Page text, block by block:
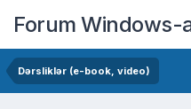
Forum Windows-
Dərsliklər (e-book, video)